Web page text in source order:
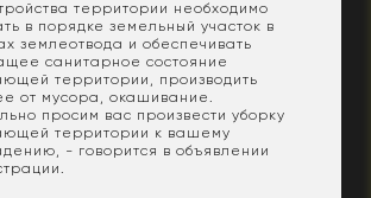
территории необходимо
в порядке земельный участок в
землеотвода и обеспечивать
санитарное состояние
территории, производить
от мусора, окашивание.
просим вас произвести уборку
территории к вашему
- говорится в объявлении